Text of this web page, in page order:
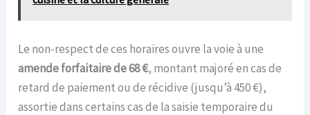
Le non-respect de ces horaires ouvre la voie à une
amende forfaitaire de 68 €, montant majoré en cas de
retard de paiement ou de récidive (jusqu’à 450 €),
assortie dans certains cas de la saisie temporaire du